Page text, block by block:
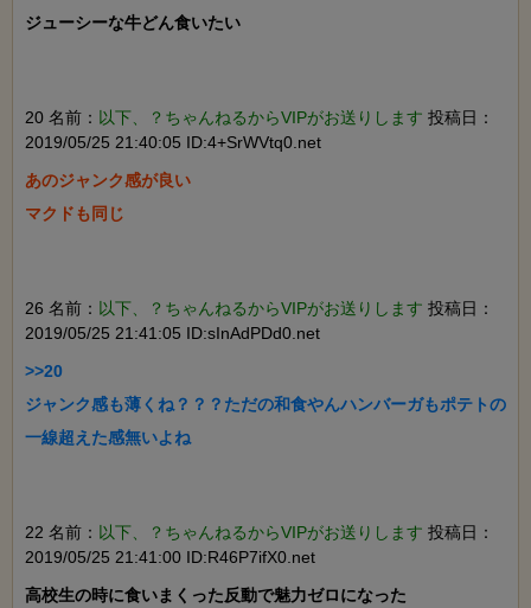
ジューシーな牛どん食いたい
20 名前： 以下、？ちゃんねるからVIPがお送りします 投稿日：
2019/05/25 21:40:05 ID:4+SrWVtq0.net
あのジャンク感が良い
マクドも同じ
26 名前： 以下、？ちゃんねるからVIPがお送りします 投稿日：
2019/05/25 21:41:05 ID:sInAdPDd0.net
>>20
ジャンク感も薄くね？？？ただの和食やんハンバーガもポテトの
一線超えた感無いよね
22 名前： 以下、？ちゃんねるからVIPがお送りします 投稿日：
2019/05/25 21:41:00 ID:R46P7ifX0.net
高校生の時に食いまくった反動で魅力ゼロになった